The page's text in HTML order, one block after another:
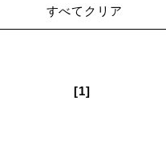
すべてクリア
[1]